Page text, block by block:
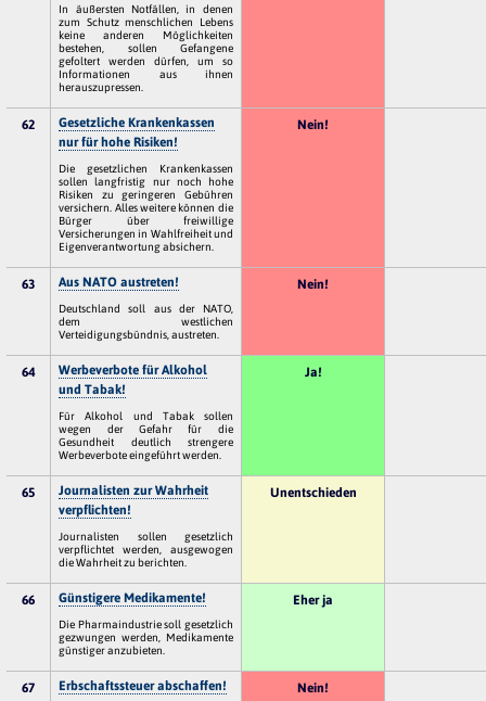
In äußersten Notfällen, in denen
zum Schutz menschlichen Lebens
keine anderen Möglichkeiten
bestehen, sollen Gefangene
gefoltert werden dürfen, um so
Informationen aus ihnen
herauszupressen.
62
Gesetzliche Krankenkassen
nur für hohe Risiken!
Die gesetzlichen Krankenkassen
sollen langfristig nur noch hohe
Risiken zu geringeren Gebühren
versichern. Alles weitere können die
Bürger über freiwillige
Versicherungen in Wahlfreiheit und
Eigenverantwortung absichern.
Nein!
63 Aus NATO austreten!
Deutschland soll aus der NATO,
dem westlichen
Verteidigungsbündnis, austreten.
Nein!
64
Werbeverbote für Alkohol
und Tabak!
Für Alkohol und Tabak sollen
wegen der Gefahr für die
Gesundheit deutlich strengere
Werbeverbote eingeführt werden.
Ja!
65
Journalisten zur Wahrheit
verpflichten!
Journalisten sollen gesetzlich
verpflichtet werden, ausgewogen
die Wahrheit zu berichten.
Unentschieden
66 Günstigere Medikamente!
Die Pharmaindustrie soll gesetzlich
gezwungen werden, Medikamente
günstiger anzubieten.
Eher ja
67 Erbschaftssteuer abschaffen! Nein!